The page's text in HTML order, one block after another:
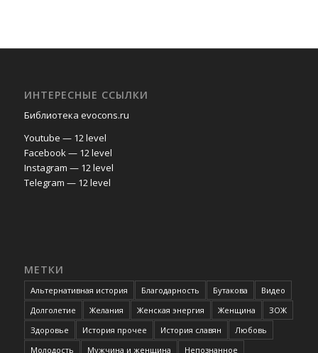
ИНТЕРЕСНЫЕ ССЫЛКИ
Библиотека evocons.ru
Youtube — 12 level
Facebook — 12 level
Instagram — 12 level
Telegram — 12 level
МЕТКИ
Альтернативная история Благодарность Бутакова
Видео
Долголетие
Желания Женская энергия Женщина
ЗОЖ
Здоровье
История прочее История славян
Любовь
Молодость
Мужчина и женщина Непознанное